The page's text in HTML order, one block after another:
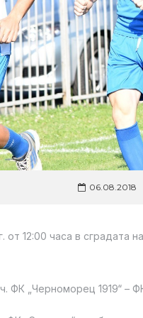
06.08.2018
от 12:00 часа в
ФК „Черноморец 1919“ –